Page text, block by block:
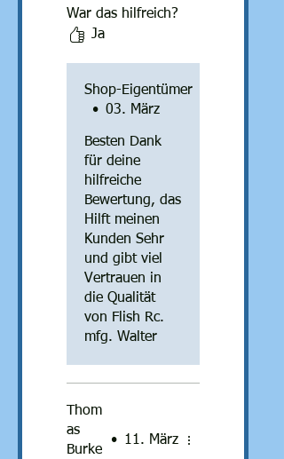
automatisch
eingeleitet wurde.
anschl. Messung
Akkukapazität.
Also funktioniert
super in der
Cobra trotz
Mehrgewicht u.
größeren
Abmessungen als
der original
4300er Akku der
eigentlich in die
Cobra gehört.
War das hilfreich?
Ja
Shop-Eigentümer
• 03. März
Besten Dank
für deine
hilfreiche
Bewertung, das
Hilft meinen
Kunden Sehr
und gibt viel
Vertrauen in
die Qualität
von Flish Rc.
mfg. Walter
Thom
as
Burke
• 11. März